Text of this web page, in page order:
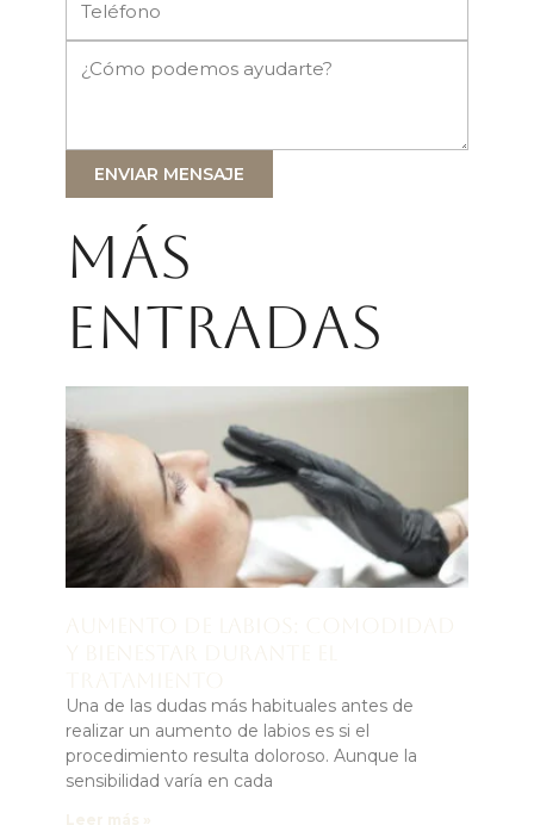
ENVIAR MENSAJE
Más
entradas
Una de las dudas más habituales antes de
realizar un aumento de labios es si el
procedimiento resulta doloroso. Aunque la
sensibilidad varía en cada